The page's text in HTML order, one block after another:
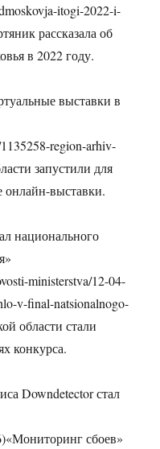
itogi-2022-i-
рассказала об
в 2022 году.
выставки в
region-arhiv-
запустили для
онлайн-выставки.
национального
ministerstva/12-04-
v-final-natsionalnogo-
области стали
конкурса.
Downdetector стал
сбоев»